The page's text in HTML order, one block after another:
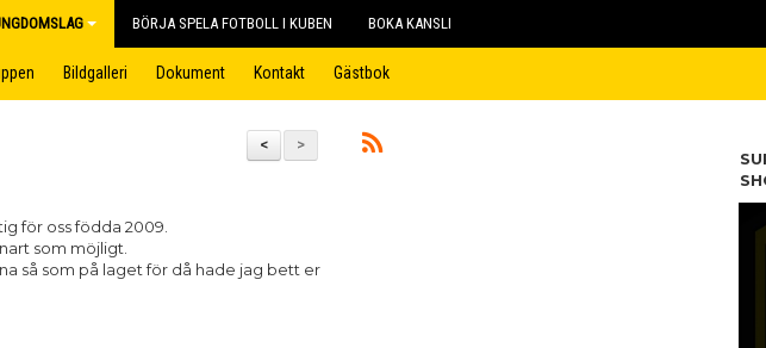
BÖRJA SPELA FOTBOLL I KUBEN BOKA KANSLI
Bildgalleri Dokument Kontakt Gästbok
>
<
för oss födda 2009.
som möjligt.
så som på laget för då hade jag bett er